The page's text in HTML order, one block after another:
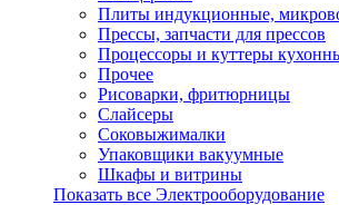
Плиты индукционные,
Прессы, запчасти для прессов
Процессоры и куттеры
Прочее
Рисоварки, фритюрницы
Слайсеры
Соковыжималки
Упаковщики вакуумные
Шкафы и витрины
Показать все Электрооборудование